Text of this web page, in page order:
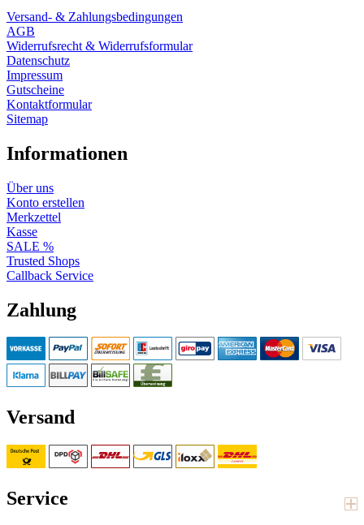
Versand- & Zahlungsbedingungen
AGB
Widerrufsrecht & Widerrufsformular
Datenschutz
Impressum
Gutscheine
Kontaktformular
Sitemap
Informationen
Über uns
Konto erstellen
Merkzettel
Kasse
SALE %
Trusted Shops
Callback Service
Zahlung
Versand
Service